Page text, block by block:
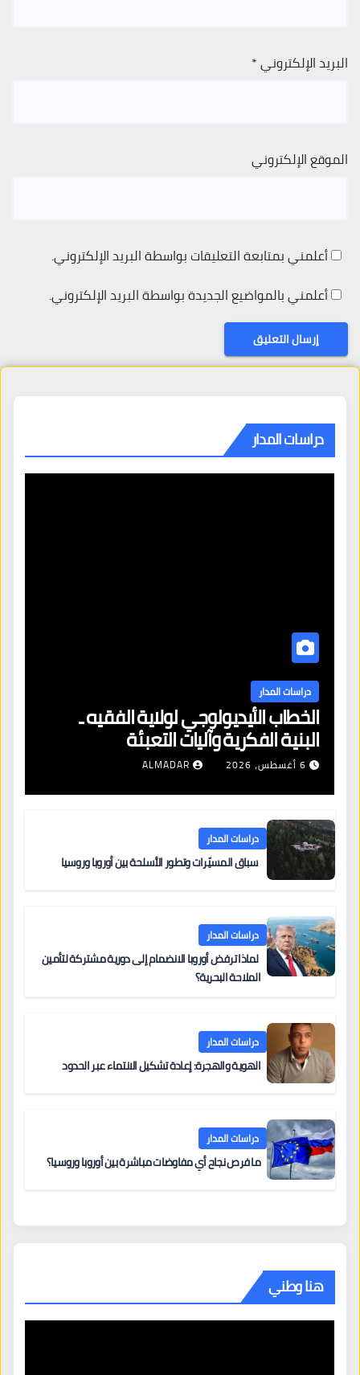
البريد الإلكتروني*
الموقع الإلكتروني
أعلمني بمتابعة التعليقات بواسطة البريد الإلكتروني.
أعلمني بالمواضيع الجديدة بواسطة البريد الإلكتروني.
دراسات المدار
دراسات المدار
الخطاب الأيديولوجي لولاية الفقيه ـ
البنية الفكرية وآليات التعبئة
6 أغسطس، 2026 ALMADAR
دراسات المدار
سباق المسيّرات وتطور الأسلحة بين أوروبا وروسيا
دراسات المدار
لماذا ترفض أوروبا الانضمام إلى دورية مشتركة لتأمين
الملاحة البحرية؟
دراسات المدار
الهوية والهجرة: إعادة تشكيل الانتماء عبر الحدود
دراسات المدار
ما فرص نجاح أي مفاوضات مباشرة بين أوروبا وروسيا؟
هنا وطني